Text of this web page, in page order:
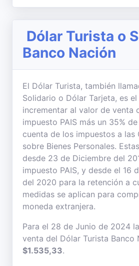
Dólar Turista o
Banco Nación
El Dólar Turista, también
Solidario o Dólar Tarjeta, es
incrementar al valor de venta
impuesto PAIS más un 35%
cuenta de los impuestos a las
sobre Bienes Personales.
desde 23 de Diciembre del
impuesto PAIS, y desde el 16
del 2020 para la retención a
medidas se aplican para
moneda extranjera.
Para el 28 de Junio de 2024
venta del Dólar Turista Banco
$1.535,33.